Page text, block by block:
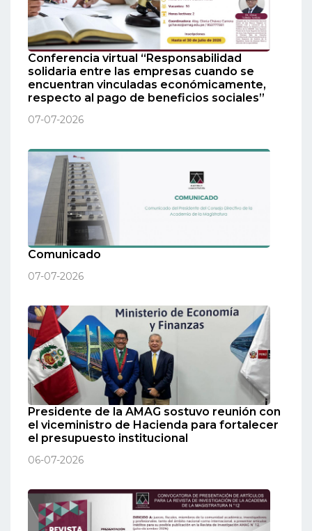
Conferencia virtual “Responsabilidad
solidaria entre las empresas cuando se
encuentran vinculadas económicamente,
respecto al pago de beneficios sociales”
07-07-2026
Comunicado
07-07-2026
Presidente de la AMAG sostuvo reunión con
el viceministro de Hacienda para fortalecer
el presupuesto institucional
06-07-2026